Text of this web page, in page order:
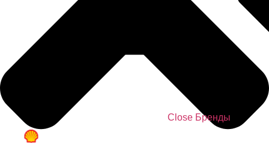
Close Бренды